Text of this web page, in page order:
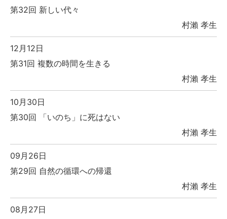
第32回 新しい代々
村瀨 孝生
12月12日
第31回 複数の時間を生きる
村瀨 孝生
10月30日
第30回 「いのち」に死はない
村瀨 孝生
09月26日
第29回 自然の循環への帰還
村瀨 孝生
08月27日